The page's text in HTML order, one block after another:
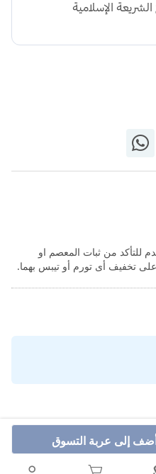
أضف إلى عربة التسوق
للتأكد من ثبات المعصم او
على تخفيف أى تورم أو تيبس بهما.